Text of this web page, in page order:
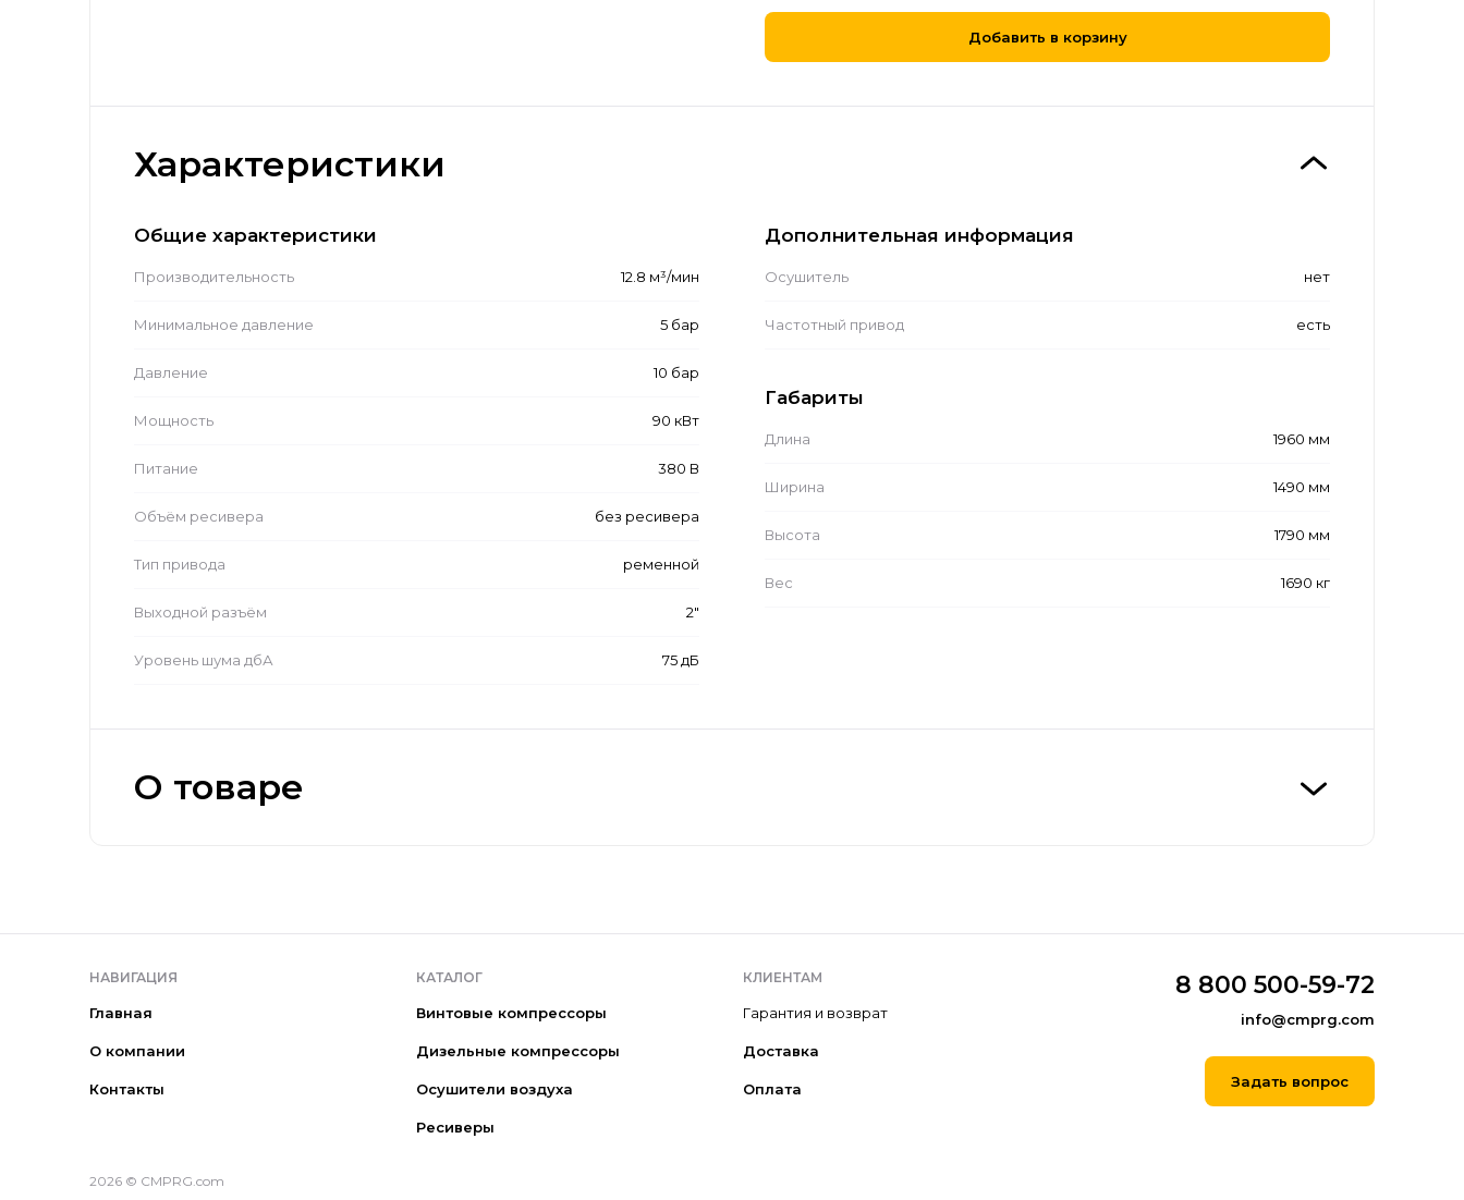
Добавить в корзину
Характеристики
Общие характеристики
Производительность 12.8 м³/мин
Минимальное давление 5 бар
Давление 10 бар
Мощность 90 кВт
Питание 380 В
Объём ресивера без ресивера
Тип привода ременной
Выходной разъём 2"
Уровень шума дбА 75 дБ
Дополнительная информация
Осушитель нет
Частотный привод есть
Габариты
Длина 1960 мм
Ширина 1490 мм
Высота 1790 мм
Вес 1690 кг
О товаре
НАВИГАЦИЯ
Главная
О компании
Контакты
КАТАЛОГ
Винтовые компрессоры
Дизельные компрессоры
Осушители воздуха
Ресиверы
КЛИЕНТАМ
Гарантия и возврат
Доставка
Оплата
8 800 500-59-72
info@cmprg.com
Задать вопрос
2026 © CMPRG.com